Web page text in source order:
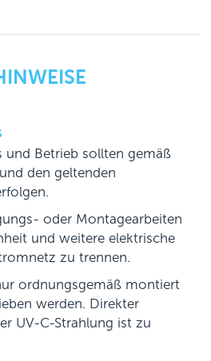
und Betrieb sollten gemäß
den geltenden
oder Montagearbeiten
und weitere elektrische
zu trennen.
ordnungsgemäß montiert
werden. Direkter
UV-C-Strahlung ist zu